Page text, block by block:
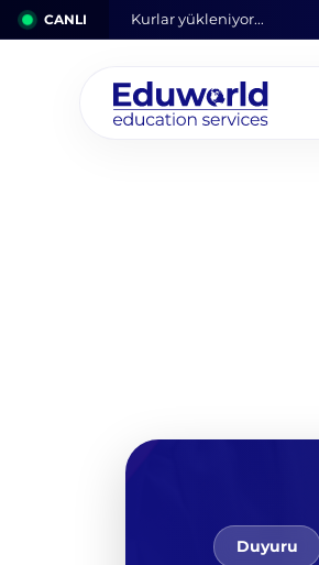
CANLI Kurlar yükleniyor...
Duyuru